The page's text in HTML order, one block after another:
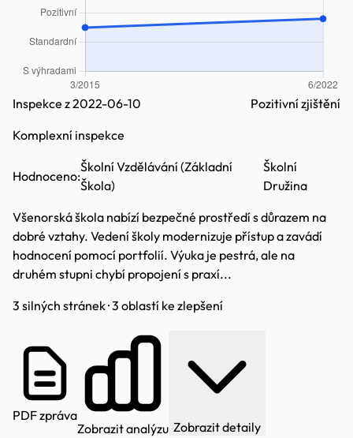
Inspekce z 2022-06-10
Komplexní inspekce
Pozitivní zjištění
Hodnoceno:
Školní Vzdělávání (Základní
Škola)
Školní
Družina
Všenorská škola nabízí bezpečné prostředí s důrazem na
dobré vztahy. Vedení školy modernizuje přístup a zavádí
hodnocení pomocí portfolií. Výuka je pestrá, ale na
druhém stupni chybí propojení s praxí...
3 silných stránek · 3 oblastí ke zlepšení
PDF zpráva
Zobrazit analýzu Zobrazit detaily